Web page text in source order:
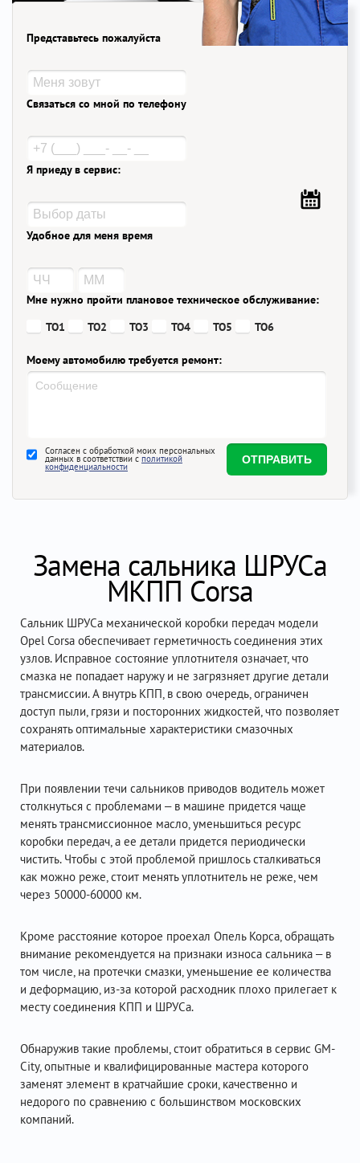
Представьтесь пожалуйста
Связаться со мной по телефону
Я приеду в сервис:
Удобное для меня время
Мне нужно пройти плановое техническое обслуживание:
ТО1
ТО2 ТО3 ТО4 ТО5 ТО6
Моему автомобилю требуется ремонт:
Согласен с обработкой моих персональных
данных в соответствии с политикой
конфиденциальности
Замена сальника ШРУСа
МКПП Corsa
Сальник ШРУСа механической коробки передач модели
Opel Corsa обеспечивает герметичность соединения этих
узлов. Исправное состояние уплотнителя означает, что
смазка не попадает наружу и не загрязняет другие детали
трансмиссии. А внутрь КПП, в свою очередь, ограничен
доступ пыли, грязи и посторонних жидкостей, что позволяет
сохранять оптимальные характеристики смазочных
материалов.
При появлении течи сальников приводов водитель может
столкнуться с проблемами – в машине придется чаще
менять трансмиссионное масло, уменьшиться ресурс
коробки передач, а ее детали придется периодически
чистить. Чтобы с этой проблемой пришлось сталкиваться
как можно реже, стоит менять уплотнитель не реже, чем
через 50000-60000 км.
Кроме расстояние которое проехал Опель Корса, обращать
внимание рекомендуется на признаки износа сальника – в
том числе, на протечки смазки, уменьшение ее количества
и деформацию, из-за которой расходник плохо прилегает к
месту соединения КПП и ШРУСа.
Обнаружив такие проблемы, стоит обратиться в сервис GM-
City, опытные и квалифицированные мастера которого
заменят элемент в кратчайшие сроки, качественно и
недорого по сравнению с большинством московских
компаний.